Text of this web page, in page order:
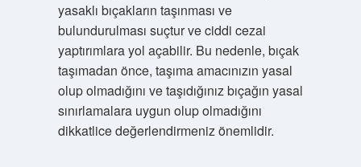
yasaklı bıçakların taşınması ve
bulundurulması suçtur ve ciddi cezai
yaptırımlara yol açabilir. Bu nedenle, bıçak
taşımadan önce, taşıma amacınızın yasal
olup olmadığını ve taşıdığınız bıçağın yasal
sınırlamalara uygun olup olmadığını
dikkatlice değerlendirmeniz önemlidir.